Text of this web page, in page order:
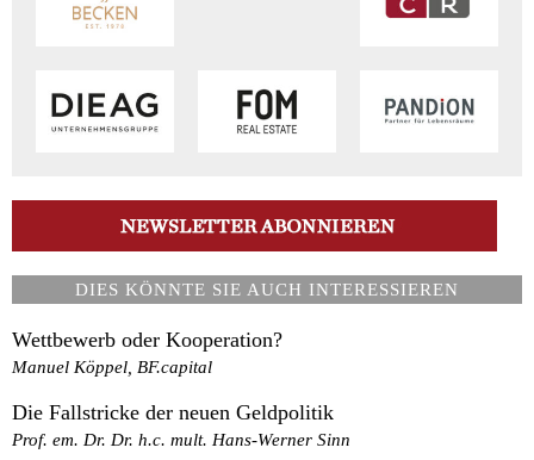
DIES KÖNNTE SIE AUCH INTERESSIEREN
Wettbewerb oder Kooperation?
Manuel Köppel, BF.capital
Die Fallstricke der neuen Geldpolitik
Prof. em. Dr. Dr. h.c. mult. Hans-Werner Sinn